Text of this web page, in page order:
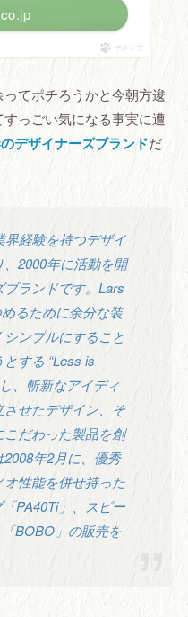
ポチップ
てポチろうかと今朝方逡
っごい気になる事実に遭
デザイナーズブランドだ
界経験を持つデザイ
2000年に活動を開
ランドです。Lars
るために余分な装
ンプルにすること
する “Less is
、斬新なアイディ
させたデザイン、そ
だわった製品を創
年2月に、優秀
性能を併せ持った
PA40Ti」、スピー
BOBO」の販売を